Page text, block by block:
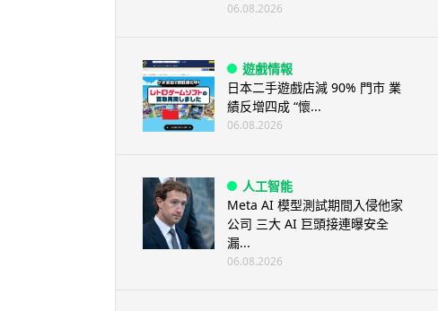
06.08.2026
遊戲情報
日本二手遊戲店減 90% 門市 業
績反增四成 “懷...
06.08.2026
人工智能
Meta AI 模型測試期間入侵他家
公司 三大 AI 巨頭接連曝安全
漏...
06.08.2026